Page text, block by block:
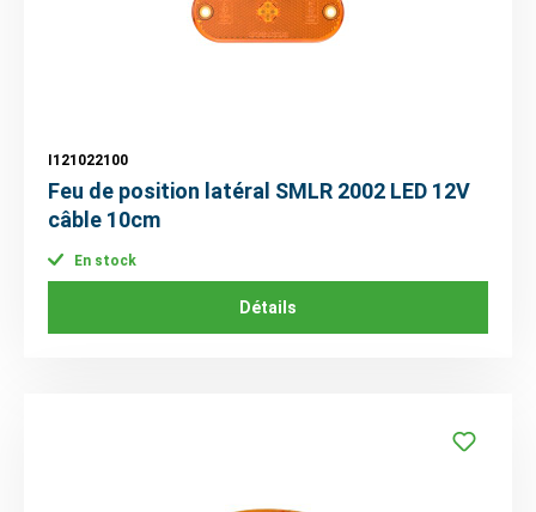
I121022100
Feu de position latéral SMLR 2002 LED 12V
câble 10cm
En stock
Détails